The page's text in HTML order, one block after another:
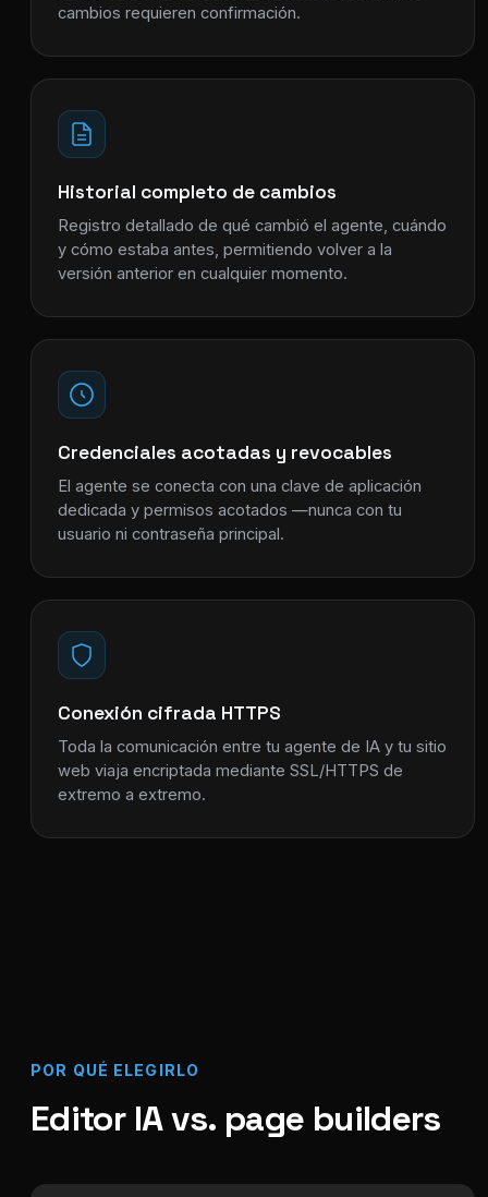
cambios requieren confirmación.
Historial completo de cambios
Registro detallado de qué cambió el agente, cuándo
y cómo estaba antes, permitiendo volver a la
versión anterior en cualquier momento.
Credenciales acotadas y revocables
El agente se conecta con una clave de aplicación
dedicada y permisos acotados —nunca con tu
usuario ni contraseña principal.
Conexión cifrada HTTPS
Toda la comunicación entre tu agente de IA y tu sitio
web viaja encriptada mediante SSL/HTTPS de
extremo a extremo.
POR QUÉ ELEGIRLO
Editor IA vs. page builders